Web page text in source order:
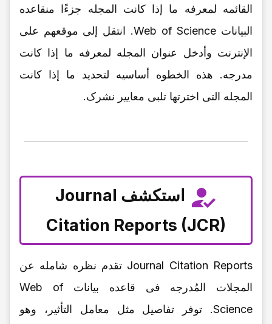
القائمه لمعرفه ما إذا کانت المجله جزءًا منقاعده
البیانات Web of Science. انتقل إلى موقعهم على
الإنترنت وأدخل عنوان المجله لمعرفه ما إذا کانت
مدرجه. هذه الخطوه أساسیه لتحدید ما إذا کانت
المجله التی اخترتها تلبی معاییر نشرک.
استکشف Journal
Citation Reports (JCR)
Journal Citation Reports تقدم نظره شامله عن
المجلات المُدرجه فی قاعده بیانات Web of
Science. توفر تفاصیل مثل معامل التأثیر، وهو